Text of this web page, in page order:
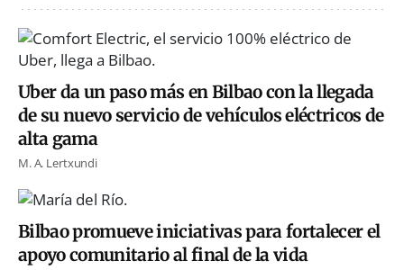
Uber da un paso más en Bilbao con la llegada
de su nuevo servicio de vehículos eléctricos de
alta gama
M. A. Lertxundi
Bilbao promueve iniciativas para fortalecer el
apoyo comunitario al final de la vida